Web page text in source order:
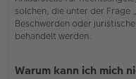
solchen, die unter der Frage
Beschwerden oder
behandelt werden.
Warum kann ich mich